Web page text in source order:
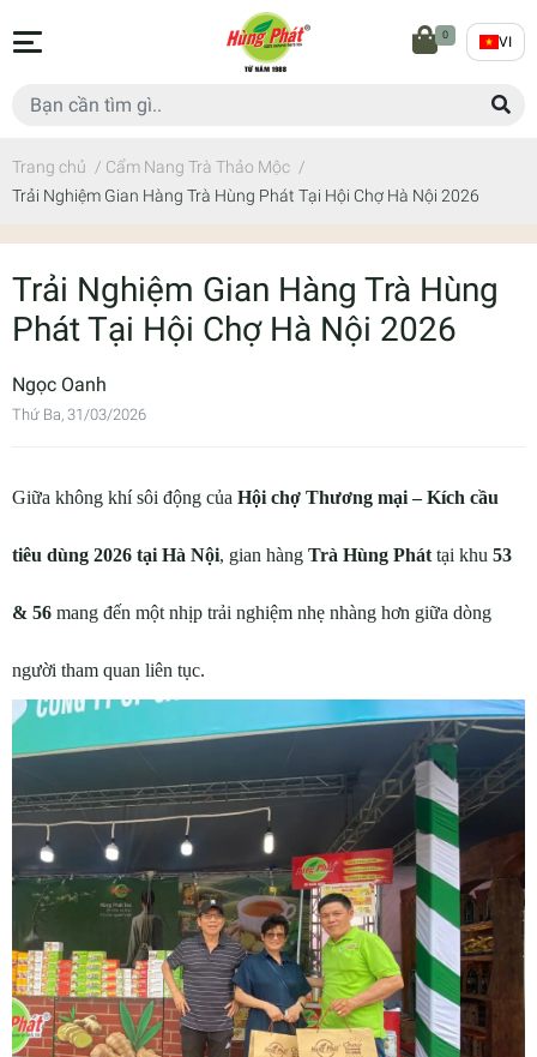
0 VI
Trang chủ / Cẩm Nang Trà Thảo Mộc /
Trải Nghiệm Gian Hàng Trà Hùng Phát Tại Hội Chợ Hà Nội 2026
Trải Nghiệm Gian Hàng Trà Hùng
Phát Tại Hội Chợ Hà Nội 2026
Ngọc Oanh
Thứ Ba, 31/03/2026
Giữa không khí sôi động của Hội chợ Thương mại – Kích cầu
tiêu dùng 2026 tại Hà Nội, gian hàng Trà Hùng Phát tại khu 53
& 56 mang đến một nhịp trải nghiệm nhẹ nhàng hơn giữa dòng
người tham quan liên tục.